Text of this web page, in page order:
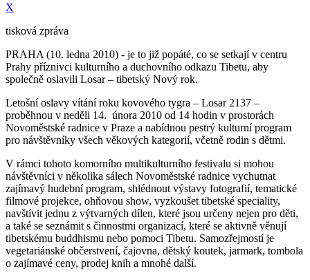
X
tisková zpráva
PRAHA (10. ledna 2010) - je to již popáté, co se setkají v centru
Prahy příznivci kulturního a duchovního odkazu Tibetu, aby
společně oslavili Losar – tibetský Nový rok.
Letošní oslavy vítání roku kovového tygra – Losar 2137 –
proběhnou v neděli 14. února 2010 od 14 hodin v prostorách
Novoměstské radnice v Praze a nabídnou pestrý kulturní program
pro návštěvníky všech věkových kategorií, včetně rodin s dětmi.
V rámci tohoto komorního multikulturního festivalu si mohou
návštěvníci v několika sálech Novoměstské radnice vychutnat
zajímavý hudební program, shlédnout výstavy fotografií, tematické
filmové projekce, ohňovou show, vyzkoušet tibetské speciality,
navštívit jednu z výtvarných dílen, které jsou určeny nejen pro děti,
a také se seznámit s činnostmi organizací, které se aktivně věnují
tibetskému buddhismu nebo pomoci Tibetu. Samozřejmostí je
vegetariánské občerstvení, čajovna, dětský koutek, jarmark, tombola
o zajímavé ceny, prodej knih a mnohé další.